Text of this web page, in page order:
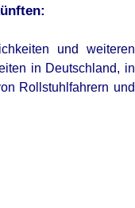
und weiteren
in Deutschland, in
Rollstuhlfahrern und